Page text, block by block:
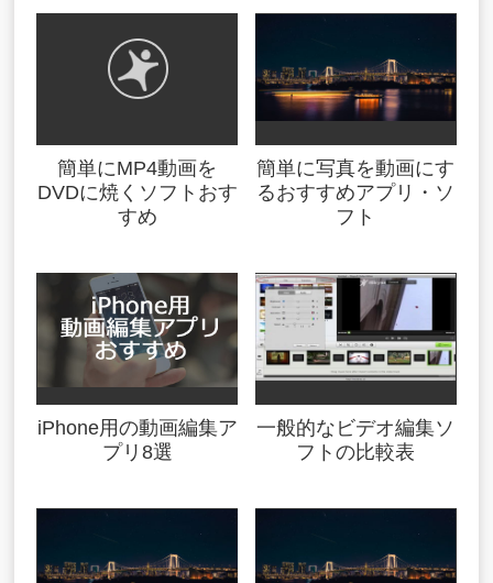
簡単にMP4動画を
DVDに焼くソフトおす
すめ
簡単に写真を動画にす
るおすすめアプリ・ソ
フト
iPhone用の動画編集ア
プリ8選
一般的なビデオ編集ソ
フトの比較表